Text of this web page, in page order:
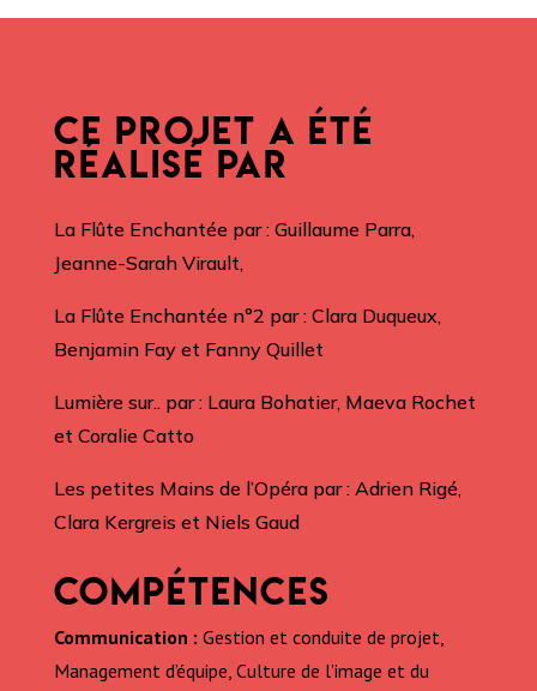
CE PROJET A ÉTÉ
RÉALISÉ PAR
La Flûte Enchantée par : Guillaume Parra,
Jeanne-Sarah Virault,
La Flûte Enchantée n°2 par : Clara Duqueux,
Benjamin Fay et Fanny Quillet
Lumière sur.. par : Laura Bohatier, Maeva Rochet
et Coralie Catto
Les petites Mains de l’Opéra par : Adrien Rigé,
Clara Kergreis et Niels Gaud
COMPÉTENCES
Communication : Gestion et conduite de projet,
Management d’équipe, Culture de l’image et du